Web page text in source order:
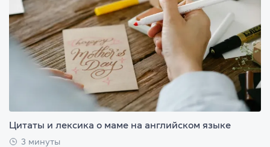
Цитаты и лексика о маме на английском языке
3 минуты